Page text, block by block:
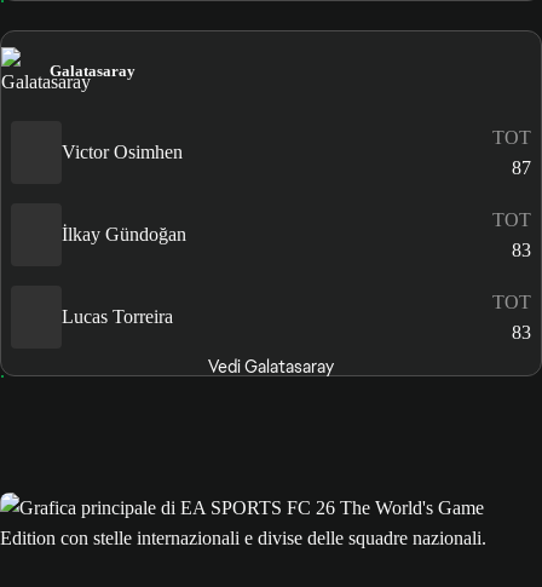
Galatasaray
Victor Osimhen
TOT
87
İlkay Gündoğan
TOT
83
Lucas Torreira
TOT
83
Vedi Galatasaray